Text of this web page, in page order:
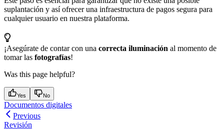
suplantación y así ofrecer una infraestructura de pagos segura para
cualquier usuario en nuestra plataforma.
¡Asegúrate de contar con una correcta iluminación al momento de
tomar las fotografías!
Was this page helpful?
Yes No
Documentos digitales
Previous
Revisión